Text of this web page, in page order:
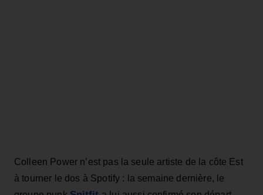
Colleen Power n’est pas la seule artiste de la côte Est
à tourner le dos à Spotify : la semaine dernière, le